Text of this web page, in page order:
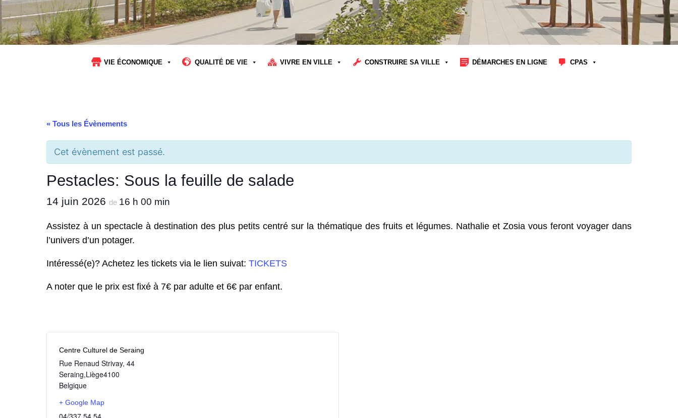
VIE ÉCONOMIQUE QUALITÉ DE VIE VIVRE EN VILLE CONSTRUIRE SA VILLE DÉMARCHES EN LIGNE CPAS
« Tous les Évènements
Cet évènement est passé.
Pestacles: Sous la feuille de salade
14 juin 2026 de 16 h 00 min
Assistez à un spectacle à destination des plus petits centré sur la thématique des fruits et légumes. Nathalie et Zosia vous feront voyager dans
l’univers d’un potager.
Intéressé(e)? Achetez les tickets via le lien suivat: TICKETS
A noter que le prix est fixé à 7€ par adulte et 6€ par enfant.
Centre Culturel de Seraing
Rue Renaud Strivay, 44
Seraing,Liège4100
Belgique
+ Google Map